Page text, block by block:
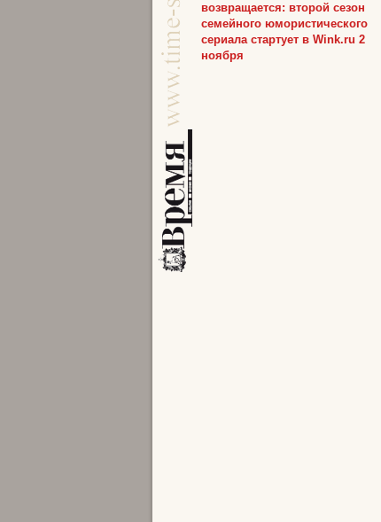
возвращается: второй сезон
семейного юмористического
сериала стартует в Wink.ru 2
ноября